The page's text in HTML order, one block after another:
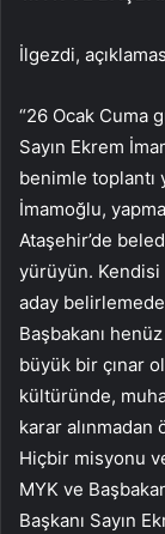
İlgezdi,
“26 Ocak Cuma
Sayın Ekrem
benimle toplantı
İmamoğlu,
Ataşehir’de
yürüyün.
aday
Başbakanı
büyük bir çınar
kültüründe,
karar
Hiçbir misyonu
MYK ve
Başkanı Sayın